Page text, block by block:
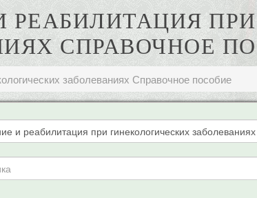
РЕАБИЛИТАЦИЯ
СПРАВОЧНОЕ
заболеваниях Справочное пособие